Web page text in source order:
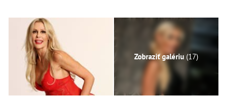
Zobraziť galériu (17)